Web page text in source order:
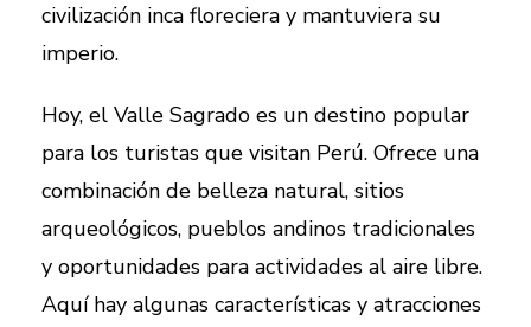
civilización inca floreciera y mantuviera su
imperio.
Hoy, el Valle Sagrado es un destino popular
para los turistas que visitan Perú. Ofrece una
combinación de belleza natural, sitios
arqueológicos, pueblos andinos tradicionales
y oportunidades para actividades al aire libre.
Aquí hay algunas características y atracciones